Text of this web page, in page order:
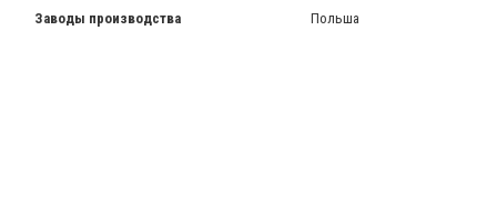
Заводы производства Польша